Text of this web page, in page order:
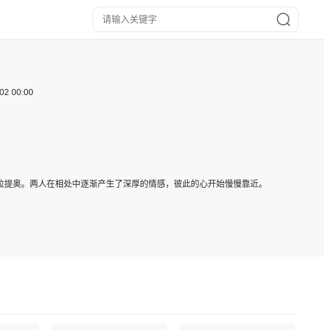
00:00
奥。两人在相处中逐渐产生了深厚的情感，彼此的心开始慢慢靠近。